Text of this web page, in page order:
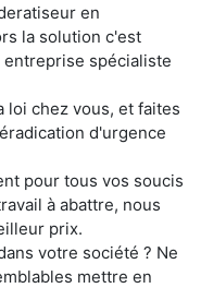
en
la solution c'est
spécialiste
loi chez vous, et faites
d'urgence
pour tous vos soucis
à abattre, nous
prix.
votre société ? Ne
mettre en